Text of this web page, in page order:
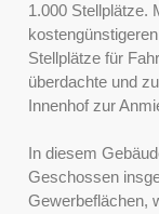
1.000 Stellplätze.
Stellplätze für
überdachte und
Innenhof zur
In diesem
Geschossen
Gewerbeflächen,